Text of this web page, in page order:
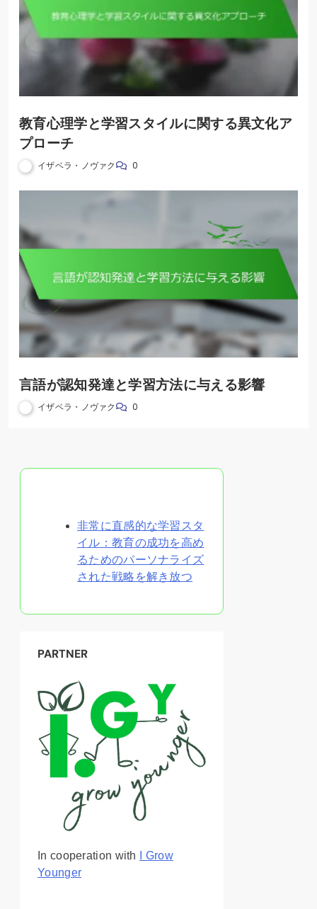
教育心理学と学習スタイルに関する異文化ア
プローチ
イザベラ・ノヴァク 0
言語が認知発達と学習方法に与える影響
イザベラ・ノヴァク 0
非常に直感的な学習スタ
イル：教育の成功を高め
るためのパーソナライズ
された戦略を解き放つ
PARTNER
In cooperation with
I Grow
Younger